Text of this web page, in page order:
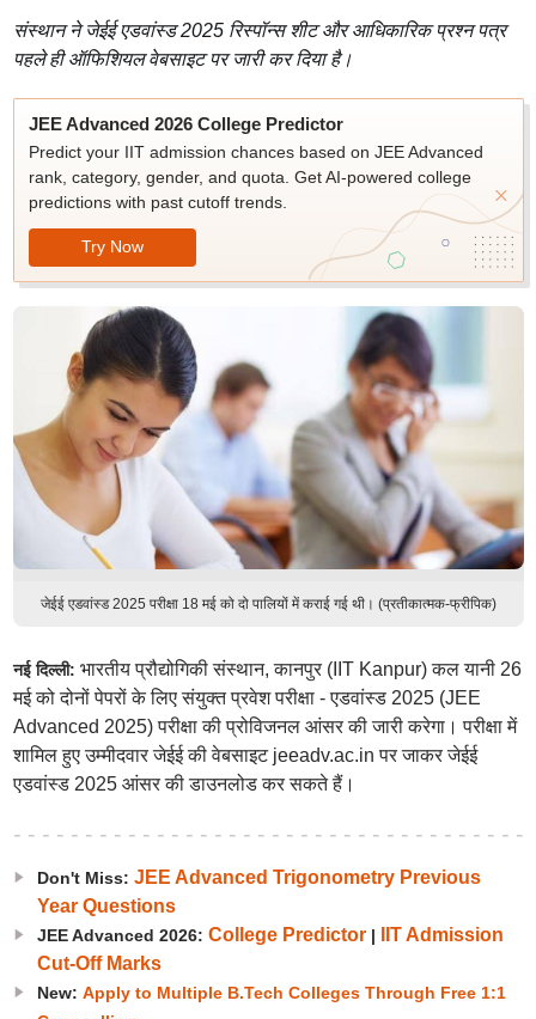
संस्थान ने जेईई एडवांस्ड 2025 रिस्पॉन्स शीट और आधिकारिक प्रश्न पत्र
पहले ही ऑफिशियल वेबसाइट पर जारी कर दिया है।
JEE Advanced 2026 College Predictor
Predict your IIT admission chances based on JEE Advanced
rank, category, gender, and quota. Get AI-powered college
predictions with past cutoff trends.
Try Now
जेईई एडवांस्ड 2025 परीक्षा 18 मई को दो पालियों में कराई गई थी। (प्रतीकात्मक-फ्रीपिक)
नई दिल्ली: भारतीय प्रौद्योगिकी संस्थान, कानपुर (IIT Kanpur) कल यानी 26
मई को दोनों पेपरों के लिए संयुक्त प्रवेश परीक्षा - एडवांस्ड 2025 (JEE
Advanced 2025) परीक्षा की प्रोविजनल आंसर की जारी करेगा। परीक्षा में
शामिल हुए उम्मीदवार जेईई की वेबसाइट jeeadv.ac.in पर जाकर जेईई
एडवांस्ड 2025 आंसर की डाउनलोड कर सकते हैं।
Don't Miss: JEE Advanced Trigonometry Previous
Year Questions
JEE Advanced 2026: College Predictor|
IIT Admission
Cut-Off Marks
New: Apply to Multiple B.Tech Colleges Through Free 1:1